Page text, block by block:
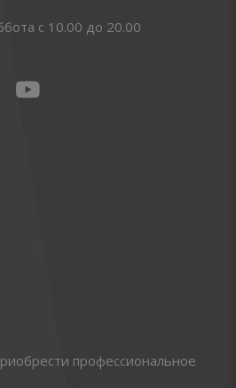
с 10.00 до 20.00
профессиональное